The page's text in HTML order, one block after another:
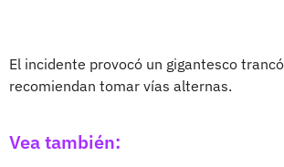
El incidente provocó un gigantesco
recomiendan tomar vías alternas.
Vea también: